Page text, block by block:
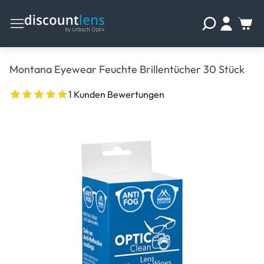
Montana Eyewear Feuchte Brillentücher 30 Stück
1 Kunden Bewertungen